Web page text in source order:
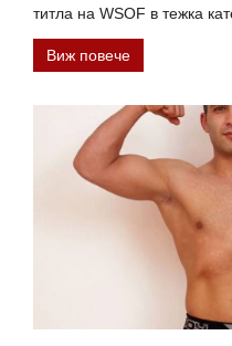
титла на WSOF в тежка
Виж повече